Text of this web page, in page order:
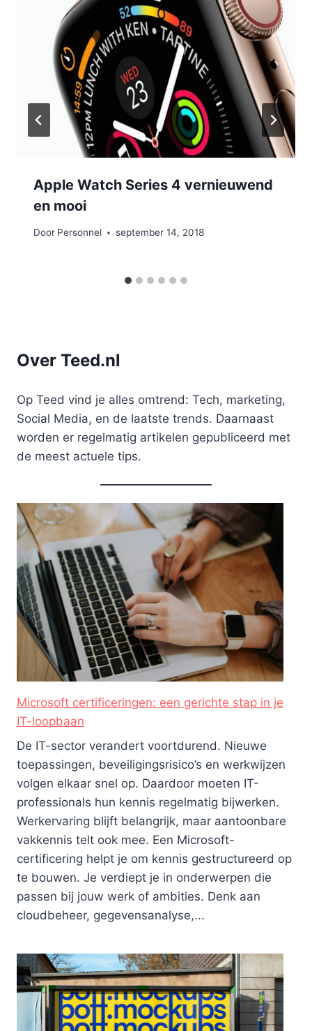
Apple Watch Series 4 vernieuwend
en mooi
Door Personnel september 14, 2018
Over Teed.nl
Op Teed vind je alles omtrend: Tech, marketing,
Social Media, en de laatste trends. Daarnaast
worden er regelmatig artikelen gepubliceerd met
de meest actuele tips.
Microsoft certificeringen: een gerichte stap in je
IT-loopbaan
De IT-sector verandert voortdurend. Nieuwe
toepassingen, beveiligingsrisico’s en werkwijzen
volgen elkaar snel op. Daardoor moeten IT-
professionals hun kennis regelmatig bijwerken.
Werkervaring blijft belangrijk, maar aantoonbare
vakkennis telt ook mee. Een Microsoft-
certificering helpt je om kennis gestructureerd op
te bouwen. Je verdiept je in onderwerpen die
passen bij jouw werk of ambities. Denk aan
cloudbeheer, gegevensanalyse,...